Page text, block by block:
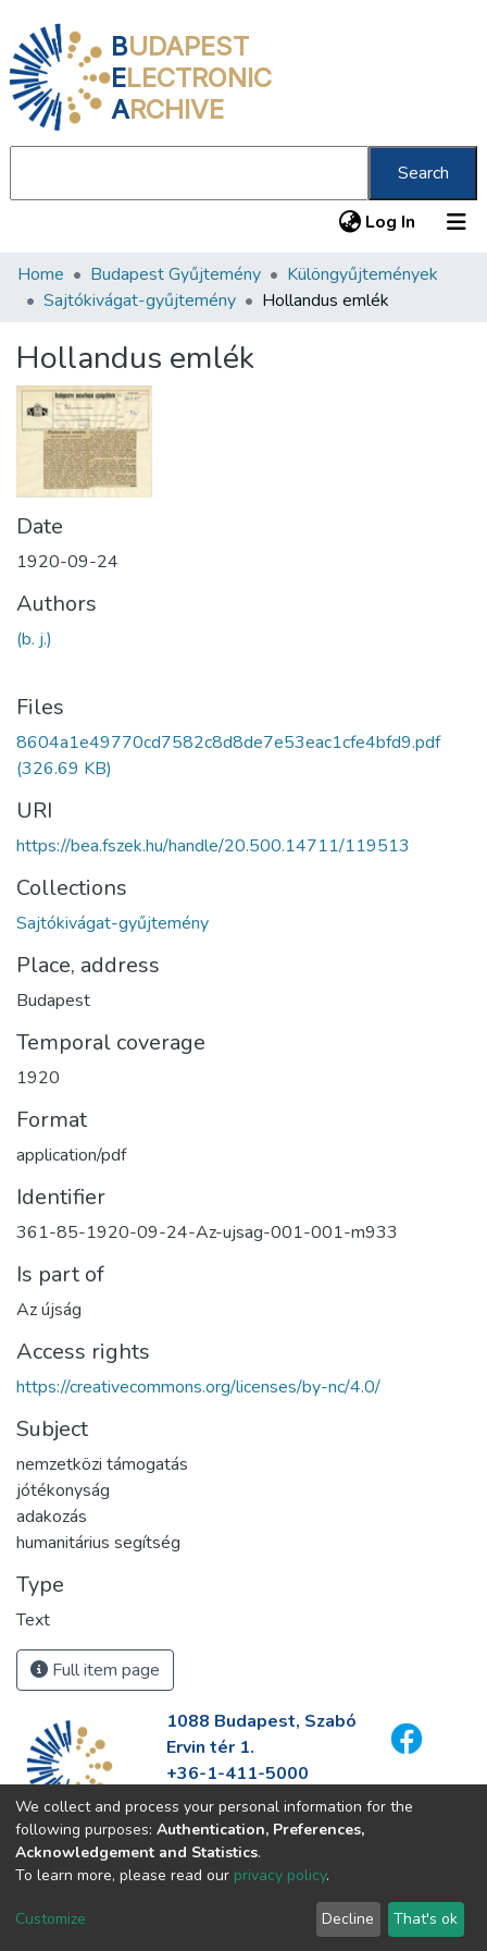
BUDAPEST
ELECTRONIC
ARCHIVE
Search
Log In (current)
Communities & Collections
Statistics
About us
Home Budapest Gyűjtemény
Különgyűjtemények
Sajtókivágat-gyűjtemény
Hollandus emlék
Hollandus emlék
Date
1920-09-24
Authors
(b. j.)
Files
8604a1e49770cd7582c8d8de7e53eac1cfe4bfd9.pdf
(326.69 KB)
URI
https://bea.fszek.hu/handle/20.500.14711/119513
Collections
Sajtókivágat-gyűjtemény
Place, address
Budapest
Temporal coverage
1920
Format
application/pdf
Identifier
361-85-1920-09-24-Az-ujsag-001-001-m933
Is part of
Az újság
Access rights
https://creativecommons.org/licenses/by-nc/4.0/
Subject
nemzetközi támogatás
jótékonyság
adakozás
humanitárius segítség
Type
Text
Full item page
1088 Budapest, Szabó
Ervin tér 1.
+36-1-411-5000
info@fszek.hu
https://fszek.hu
We collect and process your personal information for the
following purposes: Authentication, Preferences,
Acknowledgement and Statistics.
To learn more, please read our privacy policy.
Customize Decline That's ok